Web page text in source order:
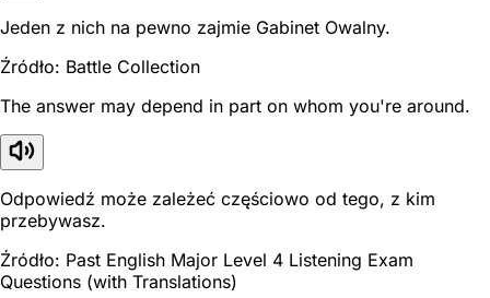
Jeden z nich na pewno zajmie Gabinet Owalny.
Źródło: Battle Collection
The answer may depend in part on whom you're around.
Odpowiedź może zależeć częściowo od tego, z kim
przebywasz.
Źródło: Past English Major Level 4 Listening Exam
Questions (with Translations)